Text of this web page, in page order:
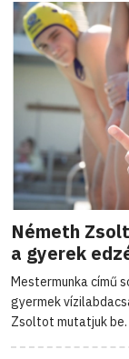
Németh
a gyerek
Mestermunka című
gyermek
Zsoltot mutatjuk be.